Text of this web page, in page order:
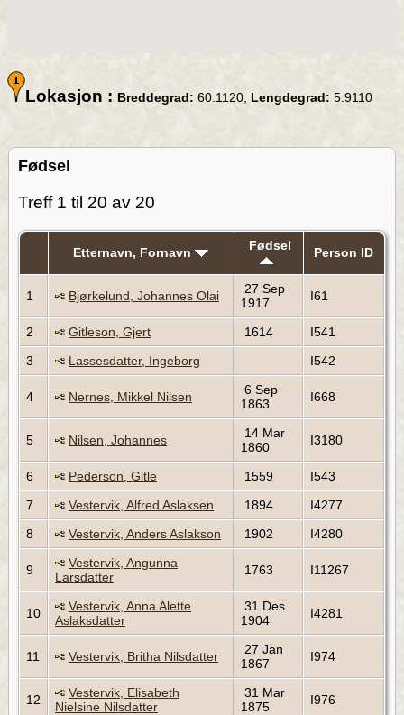
Lokasjon : Breddegrad: 60.1120, Lengdegrad: 5.9110
Fødsel
Treff 1 til 20 av 20
Etternavn, Fornavn Fødsel Person ID
1 Bjørkelund, Johannes Olai
27 Sep
1917
I61
2 Gitleson, Gjert 1614
I541
3
Lassesdatter, Ingeborg I542
4 Nernes, Mikkel Nilsen
6 Sep
1863
I668
5 Nilsen, Johannes
14 Mar
1860
I3180
6 Pederson, Gitle 1559
I543
7
Vestervik, Alfred Aslaksen 1894
I4277
8
Vestervik, Anders Aslakson 1902 I4280
9
Vestervik, Angunna
Larsdatter
1763 I11267
10
Vestervik, Anna Alette
Aslaksdatter
31 Des
1904
I4281
11 Vestervik, Britha Nilsdatter
27 Jan
1867
I974
12
Vestervik, Elisabeth
Nielsine Nilsdatter
31 Mar
1875
I976